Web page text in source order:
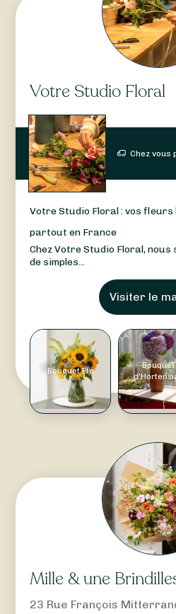
Votre Studio Floral
Chez vous
Votre Studio Floral : vos
partout en France
Chez Votre Studio Floral, nous
de simples...
Visiter le
Bouquet Été
Bouquet
Mille & une
23 Rue François